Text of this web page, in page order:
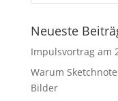
Neueste
Impulsvortrag am
Warum
Bilder